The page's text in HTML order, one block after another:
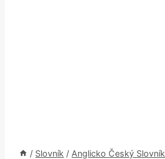
/ Slovník / Anglicko Český Slovník